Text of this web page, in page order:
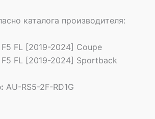
каталога производителя:
F5 FL [2019-2024] Coupe
F5 FL [2019-2024] Sportback
AU-RS5-2F-RD1G